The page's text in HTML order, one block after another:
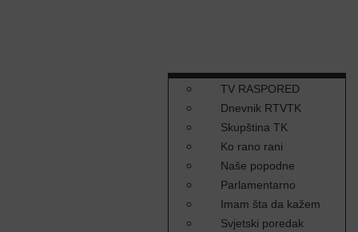
TV RASPORED
Dnevnik RTVTK
Skupština TK
Ko rano rani
Naše popodne
Parlamentarno
Imam šta da kažem
Svjetski poredak